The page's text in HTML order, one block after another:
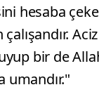
hesaba
çalışandır.
bir de
umandır."